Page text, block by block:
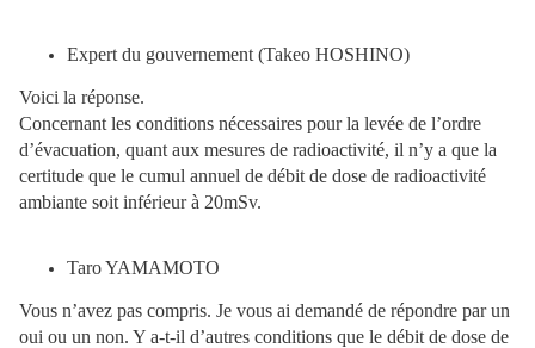
Expert du gouvernement (Takeo HOSHINO)
Voici la réponse.
Concernant les conditions nécessaires pour la levée de l’ordre
d’évacuation, quant aux mesures de radioactivité, il n’y a que la
certitude que le cumul annuel de débit de dose de radioactivité
ambiante soit inférieur à 20mSv.
Taro YAMAMOTO
Vous n’avez pas compris. Je vous ai demandé de répondre par un
oui ou un non. Y a-t-il d’autres conditions que le débit de dose de